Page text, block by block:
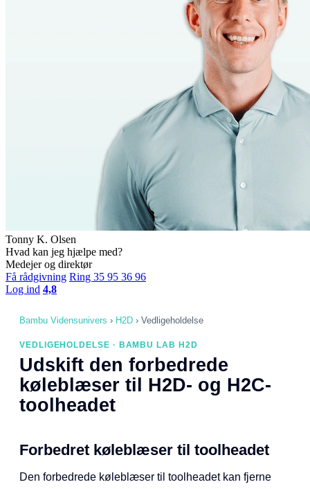
Tonny K. Olsen
Hvad kan jeg hjælpe med?
Medejer og direktør
Få rådgivning Ring 35 95 36 96
Log ind 4,8
Bambu Vidensunivers › H2D › Vedligeholdelse
VEDLIGEHOLDELSE · BAMBU LAB H2D
Udskift den forbedrede
køleblæser til H2D- og H2C-
toolheadet
Forbedret køleblæser til toolheadet
Den forbedrede køleblæser til toolheadet kan fjerne